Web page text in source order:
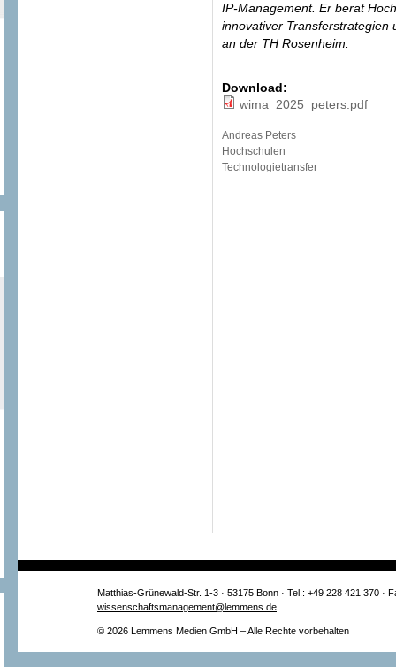
IP-Management. Er berat
innovativer Transferstrategien
an der TH Rosenheim.
Download:
wima_2025_peters.pdf
Andreas Peters
Hochschulen
Technologietransfer
Matthias-Grünewald-Str. 1-3 · 53175 Bonn · Tel.: +49 228 421 370 ·
wissenschaftsmanagement@lemmens.de
© 2026 Lemmens Medien GmbH – Alle Rechte vorbehalten